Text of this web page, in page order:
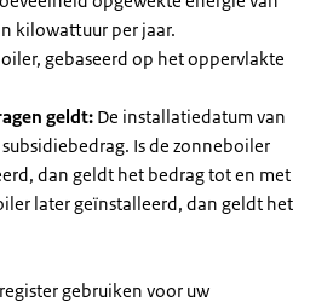
kilowattuur per jaar.
gebaseerd op het oppervlakte
geldt: De installatiedatum van
Is de zonneboiler
dan geldt het bedrag tot en met
later geïnstalleerd, dan geldt het
gebruiken voor uw